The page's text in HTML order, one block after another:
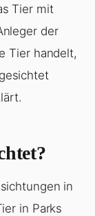
Tier mit
der
Tier handelt,
in
in Parks